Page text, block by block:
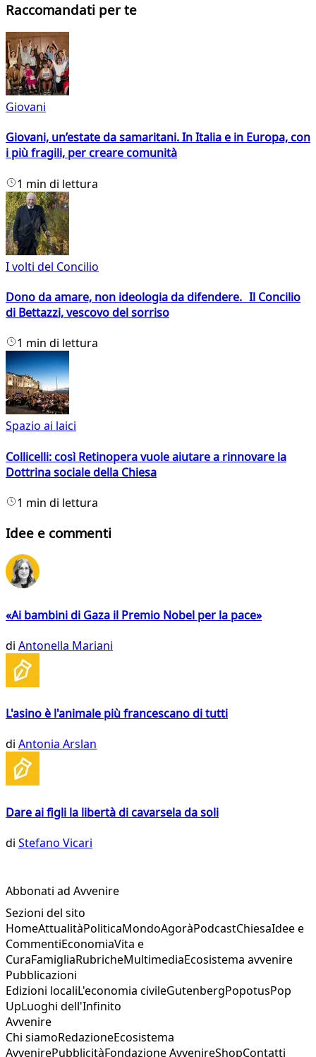
Raccomandati per te
Giovani
Giovani, un’estate da samaritani. In Italia e in Europa, con
i più fragili, per creare comunità
1 min di lettura
I volti del Concilio
Dono da amare, non ideologia da difendere. Il Concilio
di Bettazzi, vescovo del sorriso
1 min di lettura
Spazio ai laici
Collicelli: così Retinopera vuole aiutare a rinnovare la
Dottrina sociale della Chiesa
1 min di lettura
Idee e commenti
«Ai bambini di Gaza il Premio Nobel per la pace»
di Antonella Mariani
L'asino è l'animale più francescano di tutti
di Antonia Arslan
Dare ai figli la libertà di cavarsela da soli
di Stefano Vicari
Abbonati ad Avvenire
Sezioni del sito
HomeAttualitàPoliticaMondoAgoràPodcastChiesaIdee e
CommentiEconomiaVita e
CuraFamigliaRubricheMultimediaEcosistema avvenire
Pubblicazioni
Edizioni localiL'economia civileGutenbergPopotusPop
UpLuoghi dell'Infinito
Avvenire
Chi siamoRedazioneEcosistema
AvvenirePubblicitàFondazione AvvenireShopContatti